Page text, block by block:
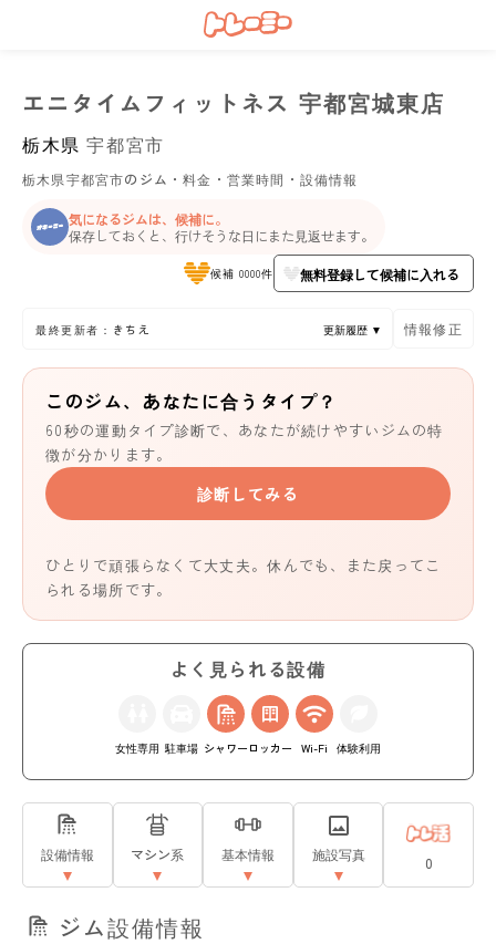
エニタイムフィットネス 宇都宮城東店
栃木県 宇都宮市
栃木県宇都宮市のジム・料金・営業時間・設備情報
気になるジムは、候補に。
保存しておくと、行けそうな日にまた見返せます。
候補 0000件 無料登録して候補に入れる
最終更新者：きちえ 更新履歴 ▼ 情報修正
このジム、あなたに合うタイプ？
60秒の運動タイプ診断で、あなたが続けやすいジムの特
徴が分かります。
診断してみる
ひとりで頑張らなくて大丈夫。休んでも、また戻ってこ
られる場所です。
よく見られる設備
女性専用 駐車場 シャワー ロッカー Wi-Fi 体験利用
設備情報 マシン系 基本情報 施設写真 0
ジム設備情報